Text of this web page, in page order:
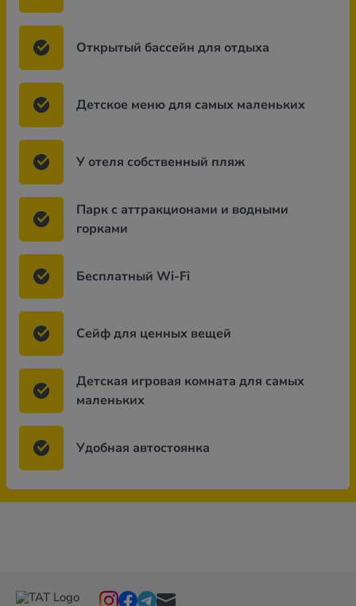
Открытый бассейн для отдыха
Детское меню для самых маленьких
У отеля собственный пляж
Парк с аттракционами и водными
горками
Бесплатный Wi-Fi
Сейф для ценных вещей
Детская игровая комната для самых
маленьких
Удобная автостоянка